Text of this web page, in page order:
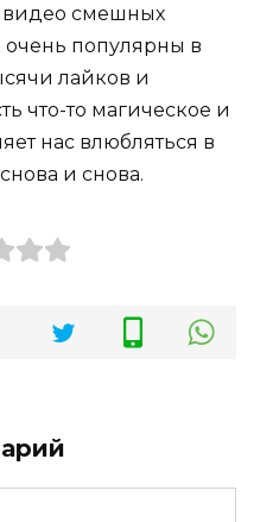
видео смешных
популярны в
лайков и
что-то магическое и
нас влюбляться в
и снова.